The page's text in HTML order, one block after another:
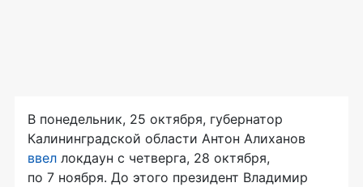
В понедельник, 25 октября, губернатор
Калининградской области Антон Алиханов
ввел локдаун с четверга, 28 октября,
по 7 ноября. До этого президент Владимир